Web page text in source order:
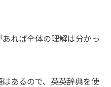
れば全体の理解は分かっ
あるので、英英辞典を使